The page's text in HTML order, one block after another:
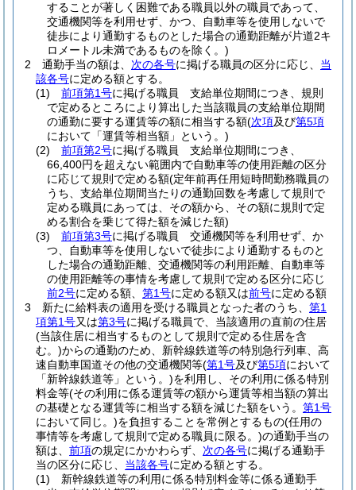
することが著しく困難である職員以外の職員であって、
交通機関等を利用せず、かつ、自動車等を使用しないで
徒歩により通勤するものとした場合の通勤距離が片道2キ
ロメートル未満であるものを除く。)
2
通勤手当の額は、 次の各号に掲げる職員の区分に応じ、 当
該各号に定める額とする。
(1)
前項第1号に掲げる職員 支給単位期間につき、規則
で定めるところにより算出した当該職員の支給単位期間
の通勤に要する運賃等の額に相当する額(次項及び第5項
において「運賃等相当額」という。)
(2)
前項第2号に掲げる職員 支給単位期間につき、
66,400円を超えない範囲内で自動車等の使用距離の区分
に応じて規則で定める額(定年前再任用短時間勤務職員の
うち、支給単位期間当たりの通勤回数を考慮して規則で
定める職員にあっては、その額から、その額に規則で定
める割合を乗じて得た額を減じた額)
(3)
前項第3号に掲げる職員 交通機関等を利用せず、か
つ、自動車等を使用しないで徒歩により通勤するものと
した場合の通勤距離、交通機関等の利用距離、自動車等
の使用距離等の事情を考慮して規則で定める区分に応じ
前2号に定める額、 第1号に定める額又は前号に定める額
3
新たに給料表の適用を受ける職員となった者のうち、 第1
項第1号又は第3号に掲げる職員で、当該適用の直前の住居
(当該住居に相当するものとして規則で定める住居を含
む。)からの通勤のため、新幹線鉄道等の特別急行列車、高
速自動車国道その他の交通機関等(第1号及び第5項において
「新幹線鉄道等」という。)を利用し、その利用に係る特別
料金等(その利用に係る運賃等の額から運賃等相当額の算出
の基礎となる運賃等に相当する額を減じた額をいう。 第1号
において同じ。)を負担することを常例とするもの(任用の
事情等を考慮して規則で定める職員に限る。)の通勤手当の
額は、 前項の規定にかかわらず、 次の各号に掲げる通勤手
当の区分に応じ、 当該各号に定める額とする。
(1)
新幹線鉄道等の利用に係る特別料金等に係る通勤手